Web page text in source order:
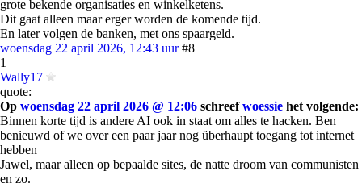
grote bekende organisaties en winkelketens.
Dit gaat alleen maar erger worden de komende tijd.
En later volgen de banken, met ons spaargeld.
woensdag 22 april 2026, 12:43 uur #8
1
Wally17
quote:
Op woensdag 22 april 2026 @ 12:06 schreefwoessie het volgende:
Binnen korte tijd is andere AI ook in staat om alles te hacken. Ben
benieuwd of we over een paar jaar nog überhaupt toegang tot internet
hebben
Jawel, maar alleen op bepaalde sites, de natte droom van communisten
en zo.